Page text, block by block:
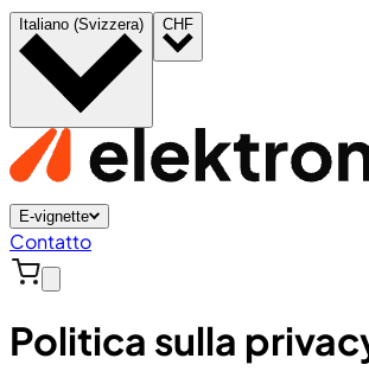
Italiano (Svizzera) CHF
E-vignette
Contatto
Politica sulla